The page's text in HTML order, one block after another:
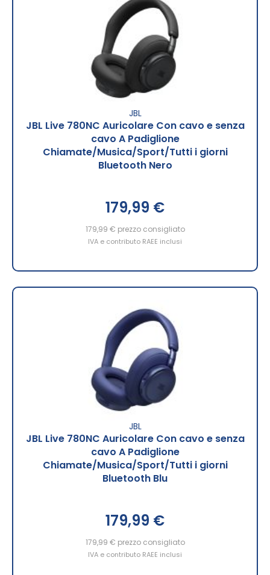
JBL
JBL Live 780NC Auricolare Con cavo e senza
cavo A Padiglione
Chiamate/Musica/Sport/Tutti i giorni
Bluetooth Nero
179,99 €
179,99 € prezzo consigliato
IVA e contributo RAEE inclusi
JBL
JBL Live 780NC Auricolare Con cavo e senza
cavo A Padiglione
Chiamate/Musica/Sport/Tutti i giorni
Bluetooth Blu
179,99 €
179,99 € prezzo consigliato
IVA e contributo RAEE inclusi